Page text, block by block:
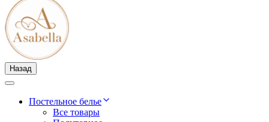
Назад
Постельное белье
Все товары